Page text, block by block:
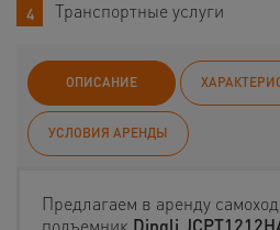
Транспортные услуги
ОПИСАНИЕ
УСЛОВИЯ АРЕНДЫ
Предлагаем в аренду
подъемник Dingli